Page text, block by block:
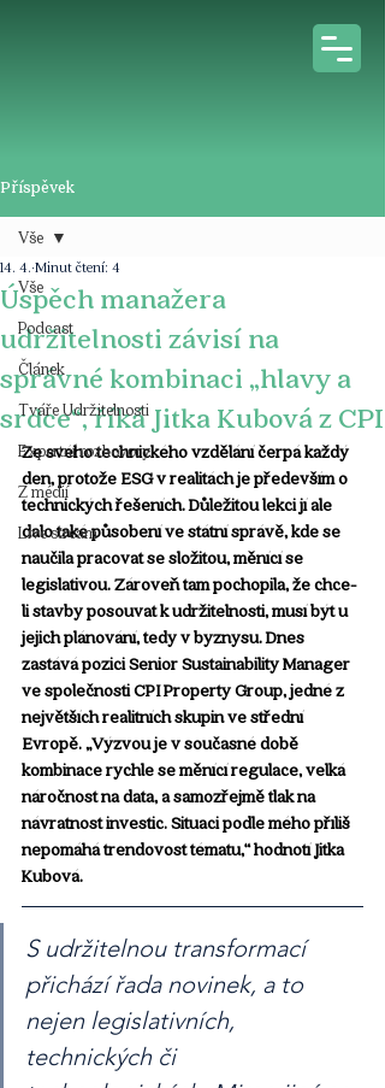
Příspěvek
Vše
Podcast
Článek
Tváře Udržitelnosti
Expertní rozhovory
Z médií
Live stream
Vše
Úspěch manažera
udržitelnosti závisí na
správné kombinaci „hlavy a
srdce“, říká Jitka Kubová z CPI
14. 4. Minut čtení: 4
Ze svého technického vzdělání čerpá každý
den, protože ESG v realitách je především o
technických řešeních. Důležitou lekci jí ale
dalo také působení ve státní správě, kde se
naučila pracovat se složitou, měnící se
legislativou. Zároveň tam pochopila, že chce-
li stavby posouvat k udržitelnosti, musí být u
jejich plánování, tedy v byznysu. Dnes
zastává pozici Senior Sustainability Manager
ve společnosti CPI Property Group, jedné z
největších realitních skupin ve střední
Evropě. „Výzvou je v současné době
kombinace rychle se měnící regulace, velká
náročnost na data, a samozřejmě tlak na
návratnost investic. Situaci podle mého příliš
nepomáhá trendovost tématu,“ hodnotí Jitka
Kubová.
S udržitelnou transformací
přichází řada novinek, a to
nejen legislativních,
technických či